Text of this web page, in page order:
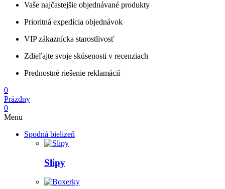
Vaše najčastejšie objednávané produkty
Prioritná expedícia objednávok
VIP zákaznícka starostlivosť
Zdieľajte svoje skúsenosti v recenziach
Prednostné riešenie reklamácií
0
Prázdny
0
Menu
Spodná bielizeň
Slipy